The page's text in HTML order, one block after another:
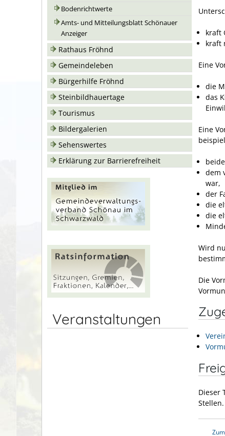
Bodenrichtwerte
Amts- und Mitteilungsblatt Schönauer
Anzeiger
Rathaus Fröhnd
Gemeindeleben
Bürgerhilfe Fröhnd
Steinbildhauertage
Tourismus
Bildergalerien
Sehenswertes
Erklärung zur Barrierefreiheit
Veranstaltungen
kraft
kraft
Eine
die
das
Eine
dem
war,
der
die
die
Wird
Die
Dieser
Stellen.